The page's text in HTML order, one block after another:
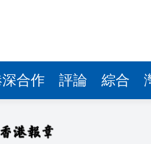
合作 評論 綜合
證文儒沉香從傳統邁向現代
來瓊考察
約18億元
玩法